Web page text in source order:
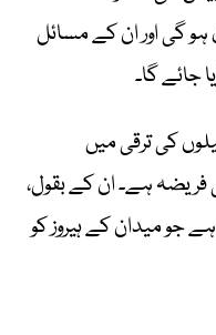
گی اور ان کے مسائل
جائے گا۔
کی ترقی میں
فریضہ ہے۔ ان کے بقول،
جو میدان کے ہیروز کو